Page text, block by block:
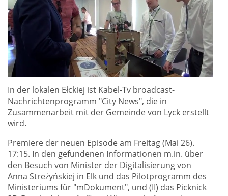
In der lokalen Ełckiej ist Kabel-Tv broadcast-
Nachrichtenprogramm "City News", die in
Zusammenarbeit mit der Gemeinde von Lyck erstellt
wird.
Premiere der neuen Episode am Freitag (Mai 26).
17:15. In den gefundenen Informationen m.in. über
den Besuch von Minister der Digitalisierung von
Anna Streżyńskiej in Elk und das Pilotprogramm des
Ministeriums für "mDokument", und (II) das Picknick